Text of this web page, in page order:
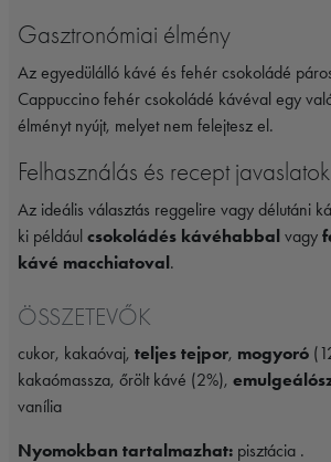
Gasztronómiai élmény
Az egyedülálló kávé és fehér csokoládé
Cappuccino fehér csokoládé kávéval egy
élményt nyújt, melyet nem felejtesz el.
Felhasználás és recept javaslatok
Az ideális választás reggelire vagy délutáni
ki például csokoládés kávéhabbal vagy
kávé macchiatoval.
ÖSSZETEVŐK
cukor, kakaóvaj, teljes tejpor, mogyoró
kakaómassza, őrölt kávé (2%),
vanília
Nyomokban tartalmazhat: pisztácia .